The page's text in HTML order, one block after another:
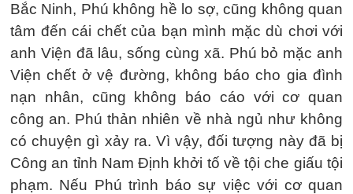
Bắc Ninh, Phú không hề lo sợ, cũng không quan
tâm đến cái chết của bạn mình mặc dù chơi với
anh Viện đã lâu, sống cùng xã. Phú bỏ mặc anh
Viện chết ở vệ đường, không báo cho gia đình
nạn nhân, cũng không báo cáo với cơ quan
công an. Phú thản nhiên về nhà ngủ như không
có chuyện gì xảy ra. Vì vậy, đối tượng này đã bị
Công an tỉnh Nam Định khởi tố về tội che giấu tội
phạm. Nếu Phú trình báo sự việc với cơ quan